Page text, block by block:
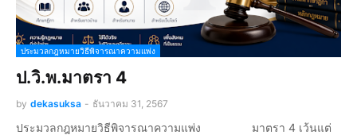
ประมวลกฎหมายวิธีพิจารณาความแพ่ง
ป.วิ.พ.มาตรา 4
by dekasuksa - ธันวาคม 31, 2567
ประมวลกฎหมายวิธีพิจารณาความแพ่ง มาตรา 4 เว้นแต่